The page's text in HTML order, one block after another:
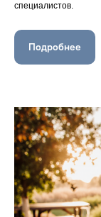
специалистов.
Подробнее